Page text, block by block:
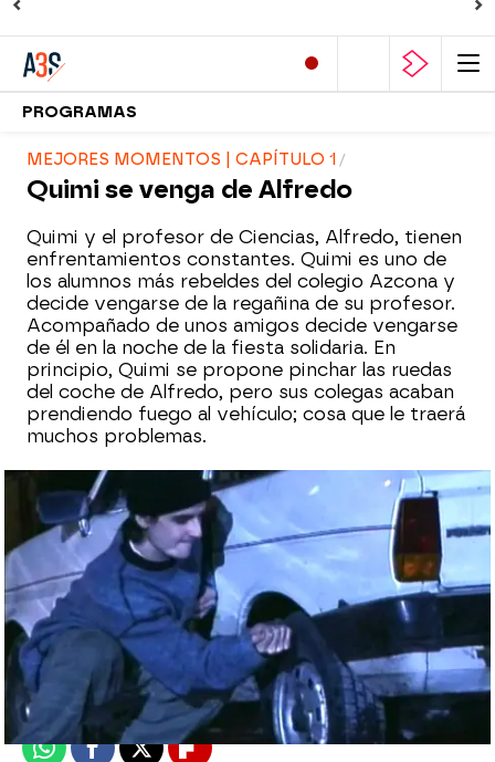
PROGRAMAS
MEJORES MOMENTOS | CAPÍTULO 1
Quimi se venga de Alfredo
Quimi y el profesor de Ciencias, Alfredo, tienen
enfrentamientos constantes. Quimi es uno de
los alumnos más rebeldes del colegio Azcona y
decide vengarse de la regañina de su profesor.
Acompañado de unos amigos decide vengarse
de él en la noche de la fiesta solidaria. En
principio, Quimi se propone pinchar las ruedas
del coche de Alfredo, pero sus colegas acaban
prendiendo fuego al vehículo; cosa que le traerá
muchos problemas.
atreseries
Madrid
Publicado: 26 de enero de 2018, 21:44
WhatsappFacebook
X Flipboard